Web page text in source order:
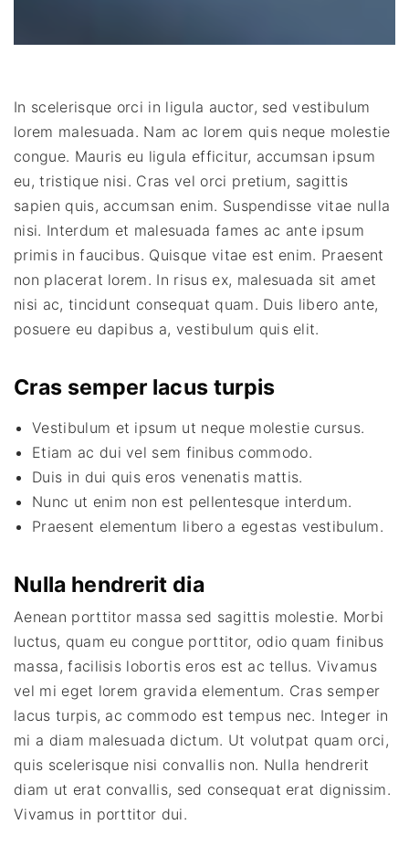
In scelerisque orci in ligula auctor, sed vestibulum
lorem malesuada. Nam ac lorem quis neque molestie
congue. Mauris eu ligula efficitur, accumsan ipsum
eu, tristique nisi. Cras vel orci pretium, sagittis
sapien quis, accumsan enim. Suspendisse vitae nulla
nisi. Interdum et malesuada fames ac ante ipsum
primis in faucibus. Quisque vitae est enim. Praesent
non placerat lorem. In risus ex, malesuada sit amet
nisi ac, tincidunt consequat quam. Duis libero ante,
posuere eu dapibus a, vestibulum quis elit.
Cras semper lacus turpis
Vestibulum et ipsum ut neque molestie cursus.
Etiam ac dui vel sem finibus commodo.
Duis in dui quis eros venenatis mattis.
Nunc ut enim non est pellentesque interdum.
Praesent elementum libero a egestas vestibulum.
Nulla hendrerit dia
Aenean porttitor massa sed sagittis molestie. Morbi
luctus, quam eu congue porttitor, odio quam finibus
massa, facilisis lobortis eros est ac tellus. Vivamus
vel mi eget lorem gravida elementum. Cras semper
lacus turpis, ac commodo est tempus nec. Integer in
mi a diam malesuada dictum. Ut volutpat quam orci,
quis scelerisque nisi convallis non. Nulla hendrerit
diam ut erat convallis, sed consequat erat dignissim.
Vivamus in porttitor dui.